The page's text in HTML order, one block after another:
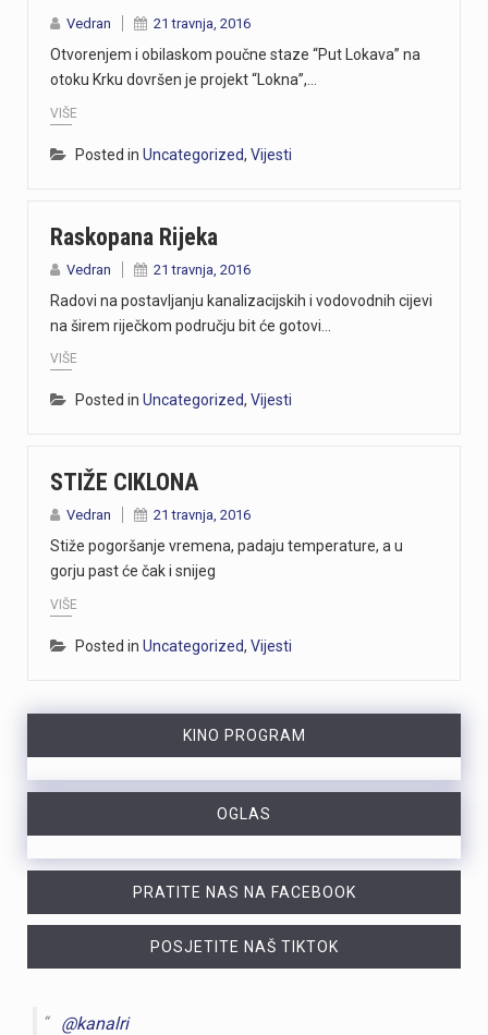
Vedran 21 travnja, 2016
Otvorenjem i obilaskom poučne staze “Put Lokava” na
otoku Krku dovršen je projekt “Lokna”,…
VIŠE
Posted in Uncategorized, Vijesti
Raskopana Rijeka
Vedran 21 travnja, 2016
Radovi na postavljanju kanalizacijskih i vodovodnih cijevi
na širem riječkom području bit će gotovi…
VIŠE
Posted in Uncategorized, Vijesti
STIŽE CIKLONA
Vedran 21 travnja, 2016
Stiže pogoršanje vremena, padaju temperature, a u
gorju past će čak i snijeg
VIŠE
Posted in Uncategorized, Vijesti
KINO PROGRAM
OGLAS
PRATITE NAS NA FACEBOOK
POSJETITE NAŠ TIKTOK
@kanalri